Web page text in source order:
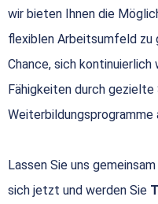
wir bieten Ihnen die
flexiblen Arbeitsumfeld zu
Chance, sich
Fähigkeiten durch gezielte
Weiterbildungsprogramme
Lassen Sie uns
sich jetzt und werden Sie